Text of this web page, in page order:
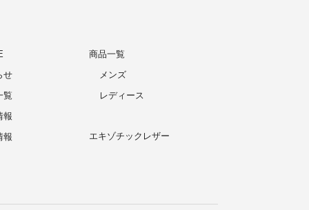
せ
覧
報
報
商品一覧
メンズ
レディース
エキゾチックレザー